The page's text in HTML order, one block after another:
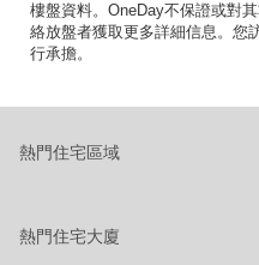
樓盤資料。OneDay不保證或對
絡放盤者獲取更多詳細信息。您
行承擔。
熱門住宅區域
熱門住宅大廈